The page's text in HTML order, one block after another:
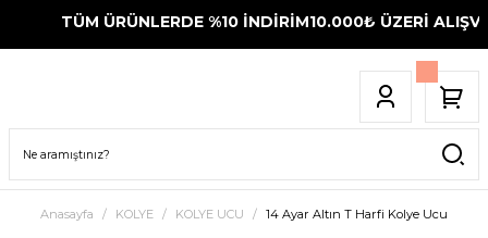
TÜM ÜRÜNLERDE %10 İNDİRİM10.000₺ ÜZERİ
Anasayfa KOLYE KOLYE UCU 14 Ayar Altın T Harfi Kolye Ucu